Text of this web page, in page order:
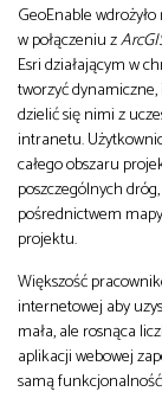
GeoEnable
w połączeniu z
Esri działającym w
tworzyć
dzielić się nimi z
intranetu.
całego obszaru
poszczególnych
pośrednictwem
projektu.
Większość
internetowej aby
mała, ale rosnąca
aplikacji webowej
samą